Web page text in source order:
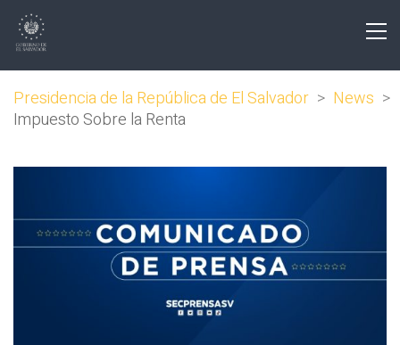
Presidencia de la República de El Salvador > News >
Impuesto Sobre la Renta